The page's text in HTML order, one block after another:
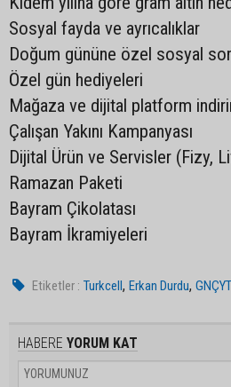
Sosyal fayda ve ayrıcalıklar
Doğum gününe özel sosyal
Özel gün hediyeleri
Mağaza ve dijital platform
Çalışan Yakını Kampanyası
Dijital Ürün ve Servisler (Fizy,
Ramazan Paketi
Bayram Çikolatası
Bayram İkramiyeleri
Etiketler : Turkcell,Erkan Durdu,
HABERE YORUM KAT